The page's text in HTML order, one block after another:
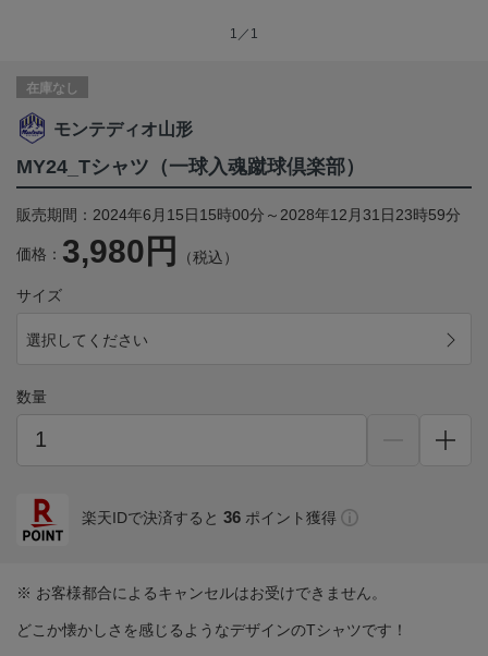
1／1
在庫なし
モンテディオ山形
MY24_Tシャツ（一球入魂蹴球倶楽部）
販売期間：2024年6月15日15時00分～2028年12月31日23時59分
価格： 3,980円 （税込）
サイズ
選択してください
数量
楽天IDで決済すると 36 ポイント獲得
※ お客様都合によるキャンセルはお受けできません。
どこか懐かしさを感じるようなデザインのTシャツです！